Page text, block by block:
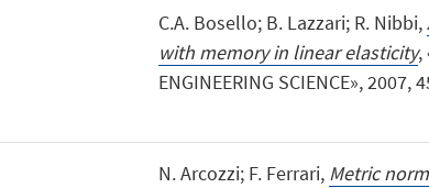
C.A. Bosello; B. Lazzari; R. Nibbi,
with memory in linear elasticity,
ENGINEERING SCIENCE»,
N. Arcozzi; F. Ferrari, Metric